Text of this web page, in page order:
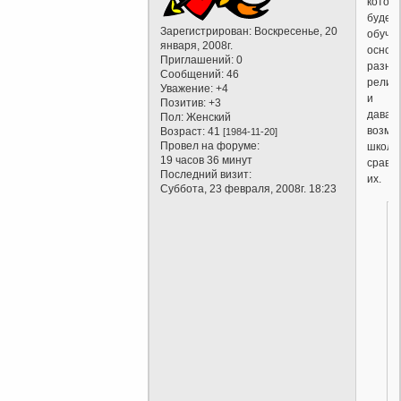
Зарегистрирован: Воскресенье, 20
января, 2008г.
Приглашений: 0
Сообщений: 46
Уважение: +4
Позитив: +3
Пол: Женский
Возраст: 41[1984-11-20]
Провел на форуме:
19 часов 36 минут
Последний визит:
Суббота, 23 февраля, 2008г. 18:23
будет
и
давать
их.